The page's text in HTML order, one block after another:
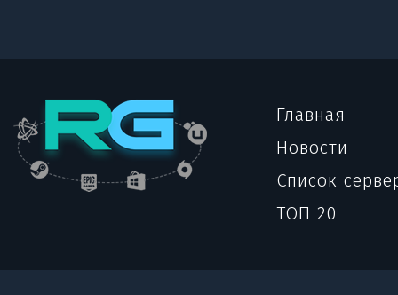
Главная
Новости
Список
ТОП 20